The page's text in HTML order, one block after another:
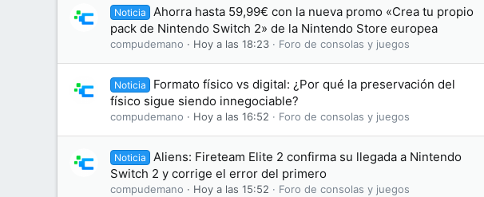
Noticia
Ahorra hasta 59,99€ con la nueva promo «Crea tu propio
pack de Nintendo Switch 2» de la Nintendo Store europea
compudemano Hoy a las 18:23 Foro de consolas y juegos
Noticia
Formato físico vs digital: ¿Por qué la preservación del
físico sigue siendo innegociable?
compudemano Hoy a las 16:52 Foro de consolas y juegos
Noticia
Aliens: Fireteam Elite 2 confirma su llegada a Nintendo
Switch 2 y corrige el error del primero
compudemano Hoy a las 15:52 Foro de consolas y juegos